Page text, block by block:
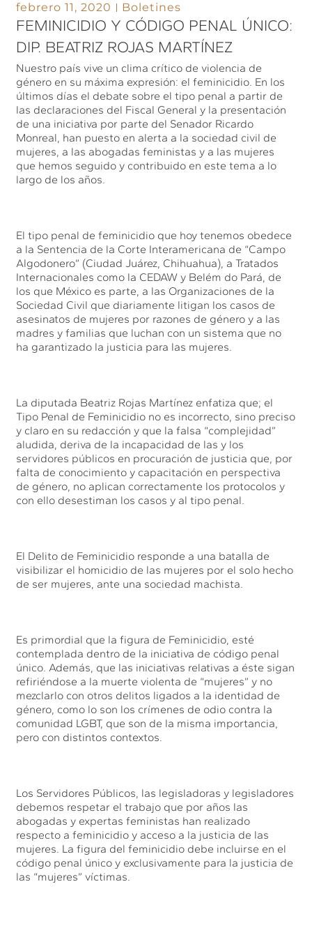
febrero 11, 2020 Boletines
FEMINICIDIO Y CÓDIGO PENAL ÚNICO:
DIP. BEATRIZ ROJAS MARTÍNEZ
Nuestro país vive un clima crítico de violencia de
género en su máxima expresión: el feminicidio. En los
últimos días el debate sobre el tipo penal a partir de
las declaraciones del Fiscal General y la presentación
de una iniciativa por parte del Senador Ricardo
Monreal, han puesto en alerta a la sociedad civil de
mujeres, a las abogadas feministas y a las mujeres
que hemos seguido y contribuido en este tema a lo
largo de los años.
El tipo penal de feminicidio que hoy tenemos obedece
a la Sentencia de la Corte Interamericana de “Campo
Algodonero” (Ciudad Juárez, Chihuahua), a Tratados
Internacionales como la CEDAW y Belém do Pará, de
los que México es parte, a las Organizaciones de la
Sociedad Civil que diariamente litigan los casos de
asesinatos de mujeres por razones de género y a las
madres y familias que luchan con un sistema que no
ha garantizado la justicia para las mujeres.
La diputada Beatriz Rojas Martínez enfatiza que; el
Tipo Penal de Feminicidio no es incorrecto, sino preciso
y claro en su redacción y que la falsa “complejidad”
aludida, deriva de la incapacidad de las y los
servidores públicos en procuración de justicia que, por
falta de conocimiento y capacitación en perspectiva
de género, no aplican correctamente los protocolos y
con ello desestiman los casos y al tipo penal.
El Delito de Feminicidio responde a una batalla de
visibilizar el homicidio de las mujeres por el solo hecho
de ser mujeres, ante una sociedad machista.
Es primordial que la figura de Feminicidio, esté
contemplada dentro de la iniciativa de código penal
único. Además, que las iniciativas relativas a éste sigan
refiriéndose a la muerte violenta de “mujeres” y no
mezclarlo con otros delitos ligados a la identidad de
género, como lo son los crímenes de odio contra la
comunidad LGBT, que son de la misma importancia,
pero con distintos contextos.
Los Servidores Públicos, las legisladoras y legisladores
debemos respetar el trabajo que por años las
abogadas y expertas feministas han realizado
respecto a feminicidio y acceso a la justicia de las
mujeres. La figura del feminicidio debe incluirse en el
código penal único y exclusivamente para la justicia de
las “mujeres” víctimas.